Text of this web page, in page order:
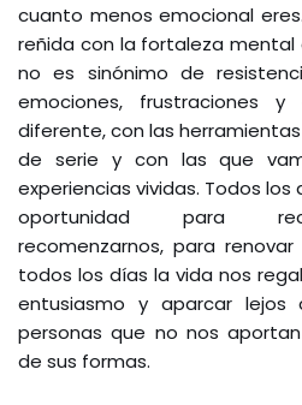
cuanto menos emocional
reñida con la fortaleza
no es sinónimo de
emociones, frustraciones
diferente, con las
de serie y con las que
experiencias vividas. Todos
oportunidad para
recomenzarnos, para
todos los días la vida nos
entusiasmo y aparcar
personas que no nos
de sus formas.